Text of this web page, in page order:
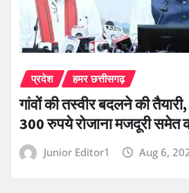
प्रदेश हमर छत्तीसगढ़
गांवों की तस्वीर बदलने की
300 रुपये रोजाना मजदूरी समेत
Junior Editor1 Aug 6,